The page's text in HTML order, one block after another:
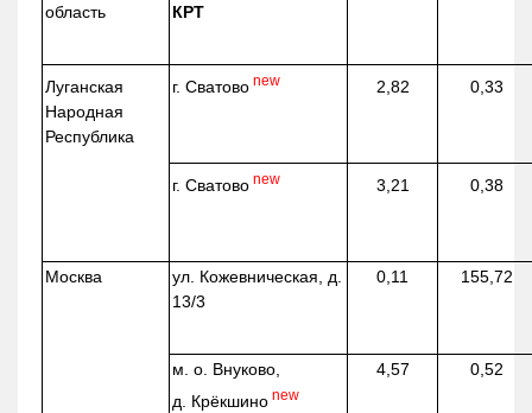
область
КРТ
Луганская
Народная
Республика
г. Сватово new 2,82 0,33
г. Сватово new 3,21 0,38
Москва ул. Кожевническая, д.
13/3
0,11 155,72
м. о. Внуково,
д. Крёкшино new
4,57 0,52